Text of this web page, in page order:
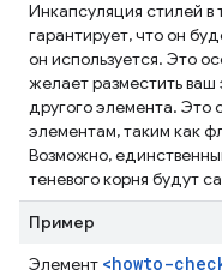
Инкапсуляция стилей в
гарантирует, что он
он используется. Это
желает разместить ваш
другого элемента. Это
элементам, таким как
Возможно,
теневого корня будут
Пример
Элемент <howto-